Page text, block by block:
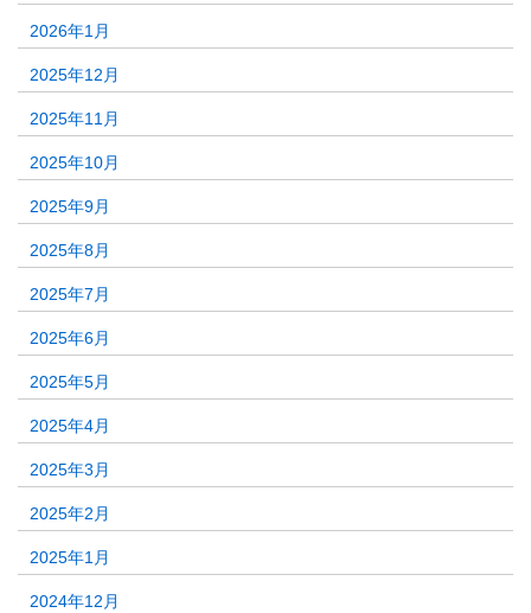
2026年1月
2025年12月
2025年11月
2025年10月
2025年9月
2025年8月
2025年7月
2025年6月
2025年5月
2025年4月
2025年3月
2025年2月
2025年1月
2024年12月